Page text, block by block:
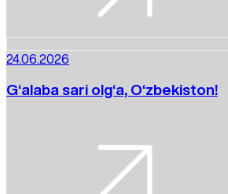
24.06.2026
G‘alaba sari olg‘a, O‘zbekiston!